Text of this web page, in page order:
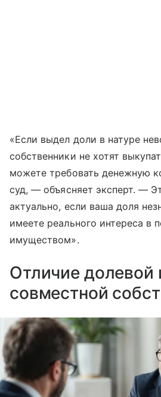
«Если выдел доли в натуре
собственники не хотят
можете требовать денежную
суд, — объясняет эксперт. —
актуально, если ваша доля
имеете реального интереса в
имуществом».
Отличие долевой
совместной